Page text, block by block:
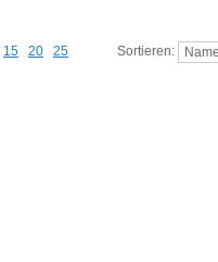
Sortieren:
15 20 25